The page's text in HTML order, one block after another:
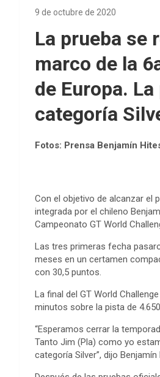
9 de octubre de 2020
La prueba se
marco de la
de Europa.
categoría
Fotos: Prensa Benjamín
Con el objetivo de alcanzar el
integrada por el chileno
Campeonato GT World
Las tres primeras fecha
meses en un certamen
con 30,5 puntos.
La final del GT World
minutos sobre la pista de
“Esperamos cerrar la
Tanto Jim (Pla) como yo
categoría Silver”, dijo